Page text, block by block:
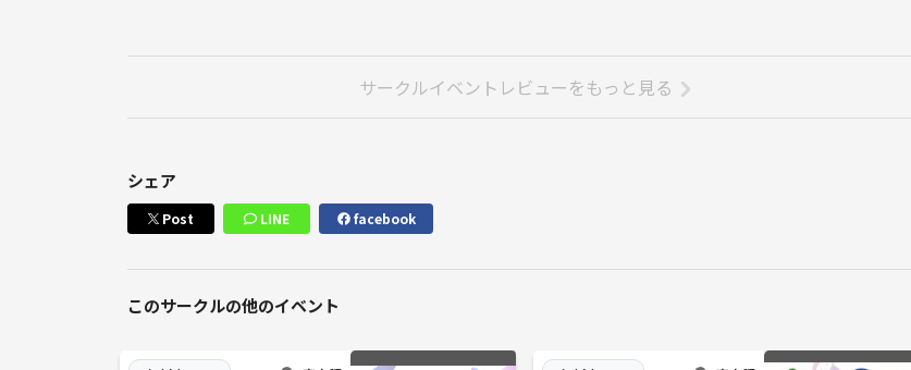
サークルイベントレビューをもっと見る
シェア
Post LINE facebook
このサークルの他のイベント